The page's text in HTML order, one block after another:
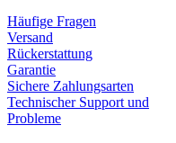
Häufige Fragen
Versand
Rückerstattung
Garantie
Sichere Zahlungsarten
Technischer Support und
Probleme